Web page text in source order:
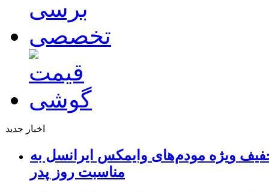
اخبار جدید
ویژه مودم‌های وایمکس ایرانسل به
مناسبت روز پدر